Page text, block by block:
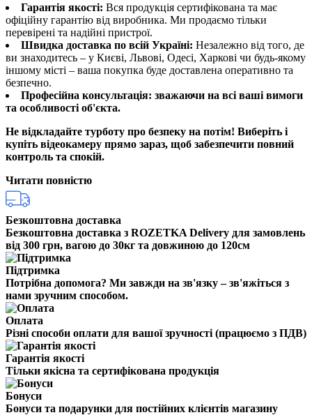
Гарантія якості: Вся продукція сертифікована та має
офіційну гарантію від виробника. Ми продаємо тільки
перевірені та надійні пристрої.
Швидка доставка по всій Україні: Незалежно від того, де
ви знаходитесь – у Києві, Львові, Одесі, Харкові чи будь-якому
іншому місті – ваша покупка буде доставлена ​​оперативно та
безпечно.
Професійна консультація: зважаючи на всі ваші вимоги
та особливості об'єкта.
Не відкладайте турботу про безпеку на потім! Виберіть і
купіть відеокамеру прямо зараз, щоб забезпечити повний
контроль та спокій.
Читати повністю
Безкоштовна доставка
Безкоштовна доставка з ROZETKA Delivery для замовлень
від 300 грн, вагою до 30кг та довжиною до 120см
Підтримка
Потрібна допомога? Ми завжди на зв'язку – зв'яжіться з
нами зручним способом.
Оплата
Різні способи оплати для вашої зручності (працюємо з ПДВ)
Гарантія якості
Тільки якісна та сертифікована продукція
Бонуси
Бонуси та подарунки для постійних клієнтів магазину